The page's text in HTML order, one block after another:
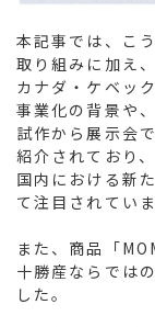
本記事では、こ
取り組みに加え、
カナダ・ケベッ
事業化の背景や、
試作から展示会
紹介されており、
国内における新
て注目されていま
また、商品「
十勝産ならでは
した。